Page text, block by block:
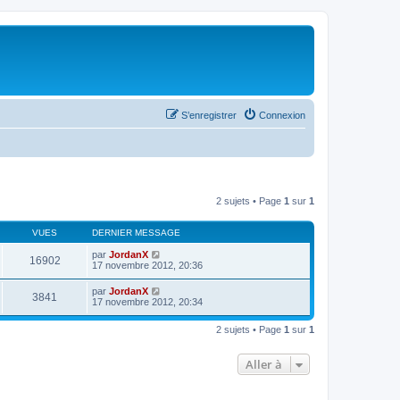
Connexion
S’enregistrer
2 sujets • Page 1 sur 1
VUES DERNIER MESSAGE
16902 par JordanX
17 novembre 2012, 20:36
3841 par JordanX
17 novembre 2012, 20:34
2 sujets • Page 1 sur 1
Aller à